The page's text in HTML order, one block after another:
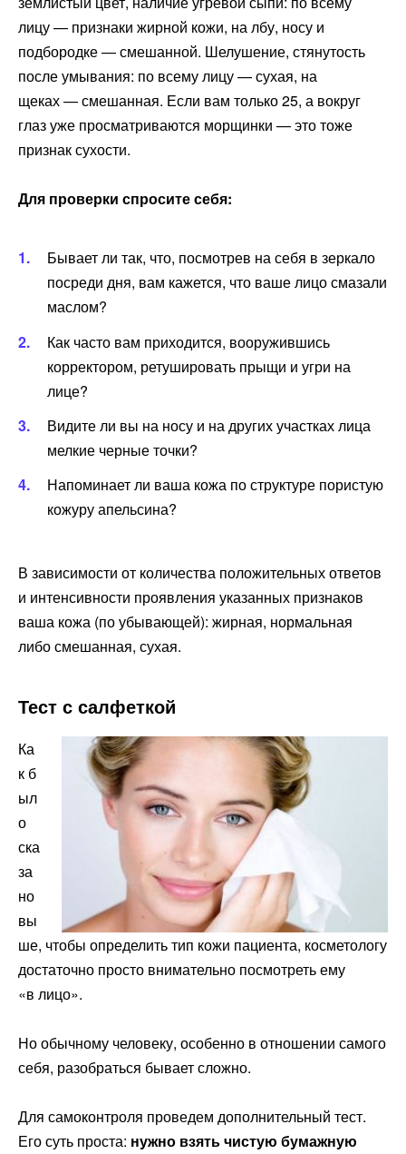
лицу — признаки жирной кожи, на лбу, носу и
подбородке — смешанной. Шелушение, стянутость
после умывания: по всему лицу — сухая, на
щеках — смешанная. Если вам только 25, а вокруг
глаз уже просматриваются морщинки — это тоже
признак сухости.
Для проверки спросите себя:
Бывает ли так, что, посмотрев на себя в зеркало
посреди дня, вам кажется, что ваше лицо смазали
маслом?
Как часто вам приходится, вооружившись
корректором, ретушировать прыщи и угри на
лице?
Видите ли вы на носу и на других участках лица
мелкие черные точки?
Напоминает ли ваша кожа по структуре пористую
кожуру апельсина?
В зависимости от количества положительных ответов
и интенсивности проявления указанных признаков
ваша кожа (по убывающей): жирная, нормальная
либо смешанная, сухая.
Тест с салфеткой
Ка
к б
ыл
о
ска
за
но
вы
ше, чтобы определить тип кожи пациента, косметологу
достаточно просто внимательно посмотреть ему
«в лицо».
Но обычному человеку, особенно в отношении самого
себя, разобраться бывает сложно.
Для самоконтроля проведем дополнительный тест.
Его суть проста: нужно взять чистую бумажную